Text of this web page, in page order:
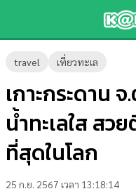
travel เที่ยวทะเล
เกาะกระดาน
น้ำทะเลใส ส
ที่สุดในโลก
25 ก.ย. 2567 เวลา 13:18:14
ข่าว-
ความ
รู้
ข่าว
บันเทิง